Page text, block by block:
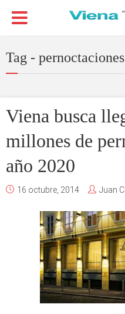
Tag -
Viena busca
millones de
año 2020
16 octubre, 2014 Juan